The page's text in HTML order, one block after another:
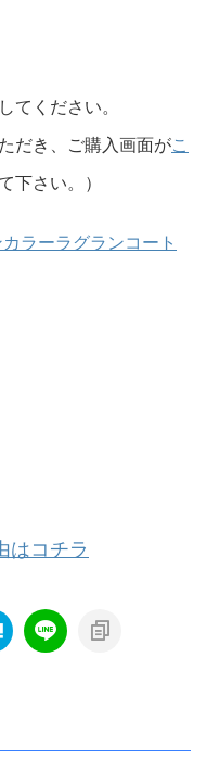
てください。
だき、ご購入画面がこ
下さい。）
ラーラグランコート
はコチラ